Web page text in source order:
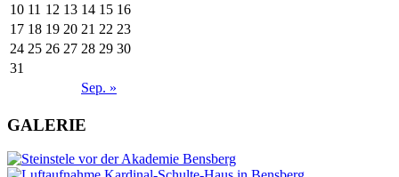
Sep. »
10 11 12 13 14 15 16
17 18 19 20 21 22 23
24 25 26 27 28 29 30
31
GALERIE